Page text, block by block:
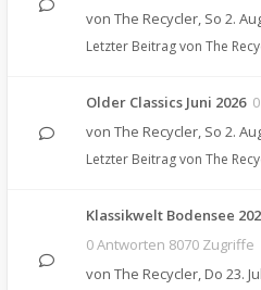
von The Recycler, So 2.
Letzter Beitrag von The
Older Classics Juni 2026
von The Recycler, So 2.
Letzter Beitrag von The
Klassikwelt Bodensee
0 Antworten 8070 Zugriffe
von The Recycler, Do 23.